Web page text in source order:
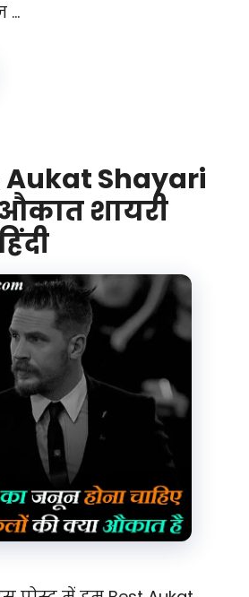
…
Aukat Shayari
शायरी